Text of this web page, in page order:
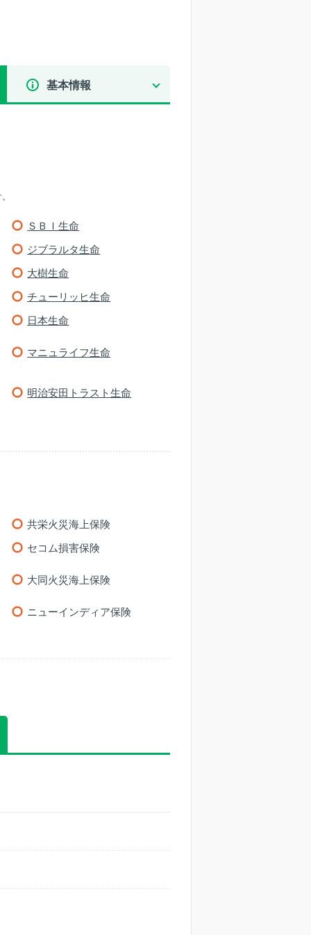
基本情報
ＳＢＩ生命
ジブラルタ生命
大樹生命
チューリッヒ生命
日本生命
マニュライフ生命
明治安田トラスト生命
共栄火災海上保険
セコム損害保険
大同火災海上保険
ニューインディア保険